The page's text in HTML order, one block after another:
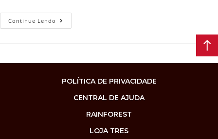
Continue Lendo
POLÍTICA DE PRIVACIDADE
CENTRAL DE AJUDA
RAINFOREST
LOJA TRES